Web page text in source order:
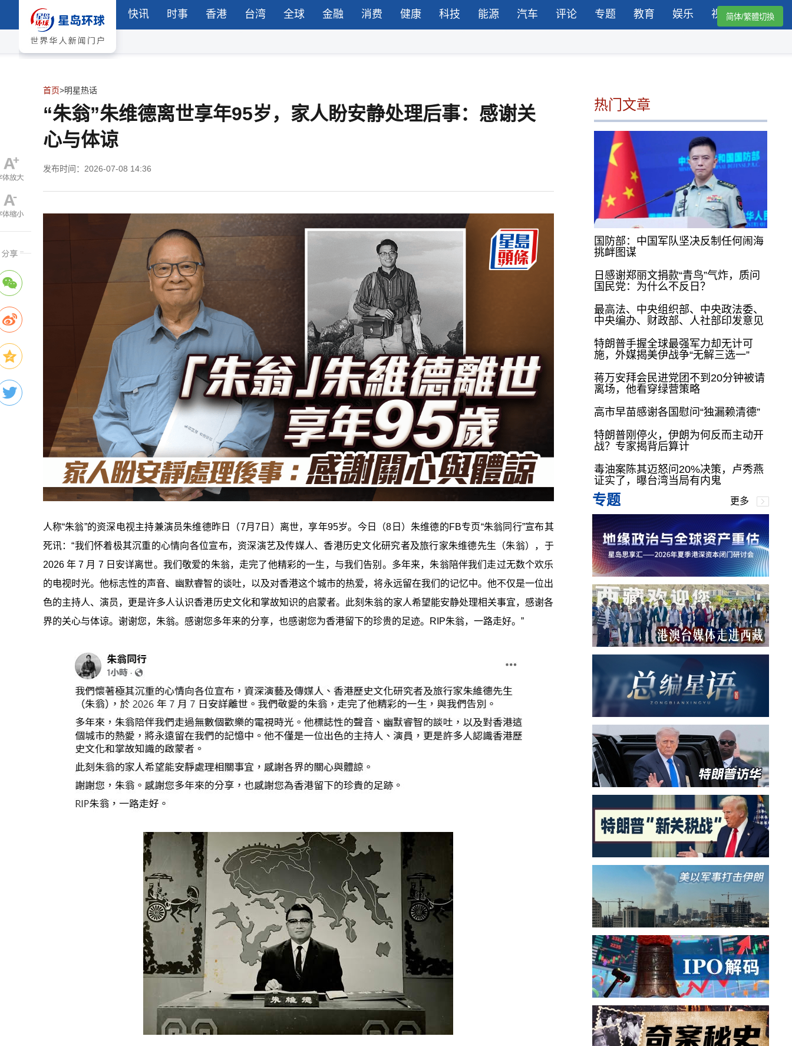
快讯 时事 香港 台湾 全球 金融 消费 健康 科技 能源 汽车 评论 专题 教育 娱乐 视频简体/繁體切換
首页>明星热话
“朱翁”朱维德离世享年95岁，家人盼安静处理后事：感谢关
心与体谅
发布时间：2026-07-08 14:36
人称“朱翁”的资深电视主持兼演员朱维德昨日（7月7日）离世，享年95岁。今日（8日）朱维德的FB专页“朱翁同行”宣布其
死讯：“我们怀着极其沉重的心情向各位宣布，资深演艺及传媒人、香港历史文化研究者及旅行家朱维德先生（朱翁），于
2026 年 7 月 7 日安详离世。我们敬爱的朱翁，走完了他精彩的一生，与我们告别。多年来，朱翁陪伴我们走过无数个欢乐
的电视时光。他标志性的声音、幽默睿智的谈吐，以及对香港这个城市的热爱，将永远留在我们的记忆中。他不仅是一位出
色的主持人、演员，更是许多人认识香港历史文化和掌故知识的启蒙者。此刻朱翁的家人希望能安静处理相关事宜，感谢各
界的关心与体谅。谢谢您，朱翁。感谢您多年来的分享，也感谢您为香港留下的珍贵的足迹。RIP朱翁，一路走好。 ”
热门文章
国防部：中国军队坚决反制任何闹海
挑衅图谋
日感谢郑丽文捐款“青鸟”气炸，质问
国民党：为什么不反日？
最高法、中央组织部、中央政法委、
中央编办、财政部、人社部印发意见
特朗普手握全球最强军力却无计可
施，外媒揭美伊战争“无解三选一”
蒋万安拜会民进党团不到20分钟被请
离场，他看穿绿营策略
高市早苗感谢各国慰问“独漏赖清德”
特朗普刚停火，伊朗为何反而主动开
战？专家揭背后算计
毒油案陈其迈怒问20%决策，卢秀燕
证实了，曝台湾当局有内鬼
专题 更多